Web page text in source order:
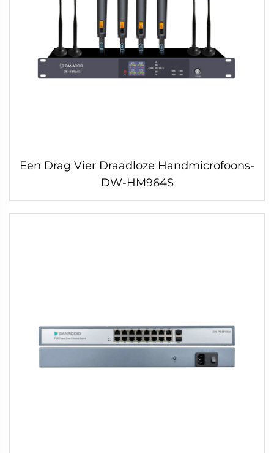
Een Drag Vier Draadloze Handmicrofoons-
DW-HM964S